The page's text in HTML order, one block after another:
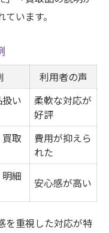
います。
利用者の声
い
柔軟な対応が
好評
取
費用が抑えら
れた
細
安心感が高い
を重視した対応が特